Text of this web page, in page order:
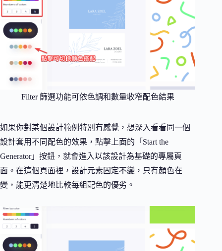
Filter 篩選功能可依色調和數量收窄配色結果
如果你對某個設計範例特別有感覺，想深入看看同一個
設計套用不同配色的效果，點擊上面的「Start the
Generator」按鈕，就會進入以該設計為基礎的專屬頁
面。在這個頁面裡，設計元素固定不變，只有顏色在
變，能更清楚地比較每組配色的優劣。